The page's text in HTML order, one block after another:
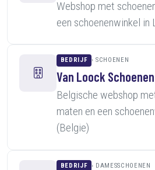
Webshop met
een schoenenwinkel in
BEDRIJF SCHOENEN
Van Loock Schoenen
Belgische webshop
maten en een
(Belgie)
BEDRIJF DAMESSCHOENEN